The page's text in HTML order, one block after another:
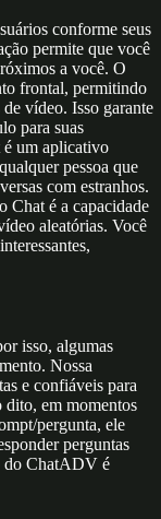
conforme seus
permite que você
a você. O
frontal, permitindo
vídeo. Isso garante
para suas
um aplicativo
pessoa que
com estranhos.
Chat é a capacidade
aleatórias. Você
isso, algumas
Nossa
e confiáveis para
dito, em momentos
pergunta, ele
perguntas
do ChatADV é